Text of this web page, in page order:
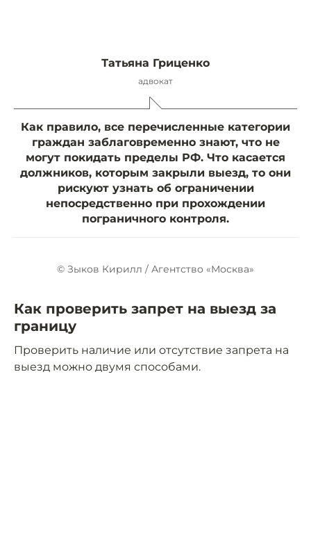
Татьяна Гриценко
адвокат
Как правило, все перечисленные категории
граждан заблаговременно знают, что не
могут покидать пределы РФ. Что касается
должников, которым закрыли выезд, то они
рискуют узнать об ограничении
непосредственно при прохождении
пограничного контроля.
© Зыков Кирилл / Агентство «Москва»
Как проверить запрет на выезд за
границу
Проверить наличие или отсутствие запрета на
выезд можно двумя способами.